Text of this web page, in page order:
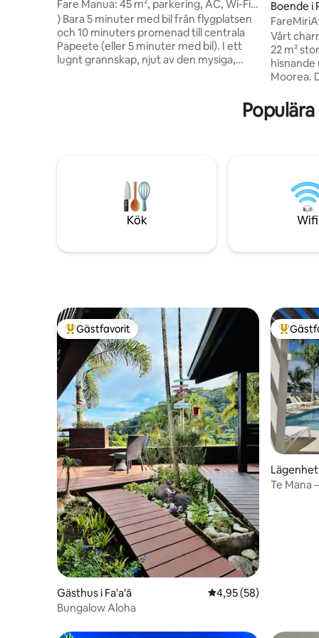
Fare Manua: 45 m², parkering, AC, Wi-Fi,
centrum
⟩ Bara 5 minuter med bil från flygplatsen
och 10 minuters promenad till centrala
Papeete (eller 5 minuter med bil). I ett
lugnt grannskap, njut av den mysiga,
bäddsoffa av hög kvalitet; ⟶ Gratis och
parkering. ⟩ Boka din vistelse i Tahiti nu!
Boende i
stående
Vårt
22 m²
Moorea.
Kom
detta
hand i
Kök Wifi
Populär gästfavorit
Gästfavorit
Gästhus i Fa'a'ā 4,95 av 5 i
4,95 (58)
Bungalow Aloha
Lägenhet
Te Mana